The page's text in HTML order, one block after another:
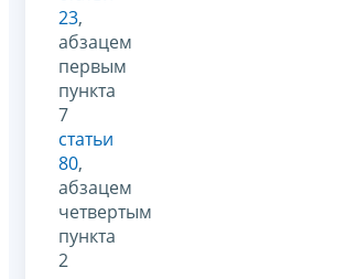
23,
абзацем
первым
пункта
7
статьи
80,
абзацем
четвертым
пункта
2